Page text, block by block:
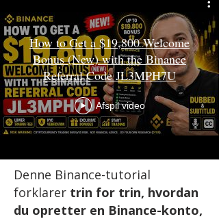
How to Get a $19,800 Welcome
Bonus (New) with the Binance
Referral Code JL3MPH7U
Afspil video
Denne Binance-tutorial
forklarer trin for trin, hvordan
du opretter en Binance-konto,